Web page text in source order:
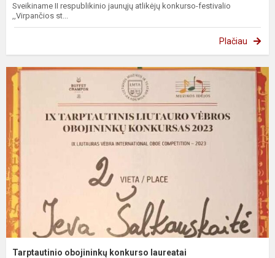
Sveikiname II respublikinio jaunųjų atlikėjų konkurso-festivalio
,,Virpančios st...
Plačiau
Tarptautinio obojininkų konkurso laureatai